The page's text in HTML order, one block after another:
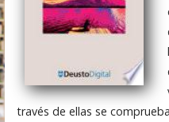
través de ellas se